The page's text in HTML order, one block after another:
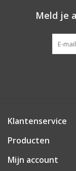
Meld je
Klantenservice
Producten
Mijn account